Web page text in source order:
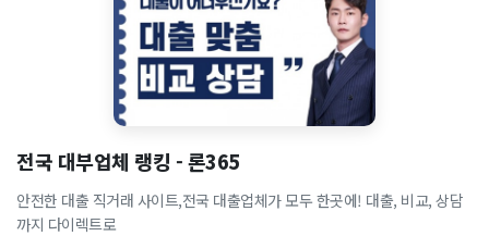
전국 대부업체 랭킹 - 론365
안전한 대출 직거래 사이트,전국 대출업체가 모두 한곳에! 대출, 비교, 상담
까지 다이렉트로